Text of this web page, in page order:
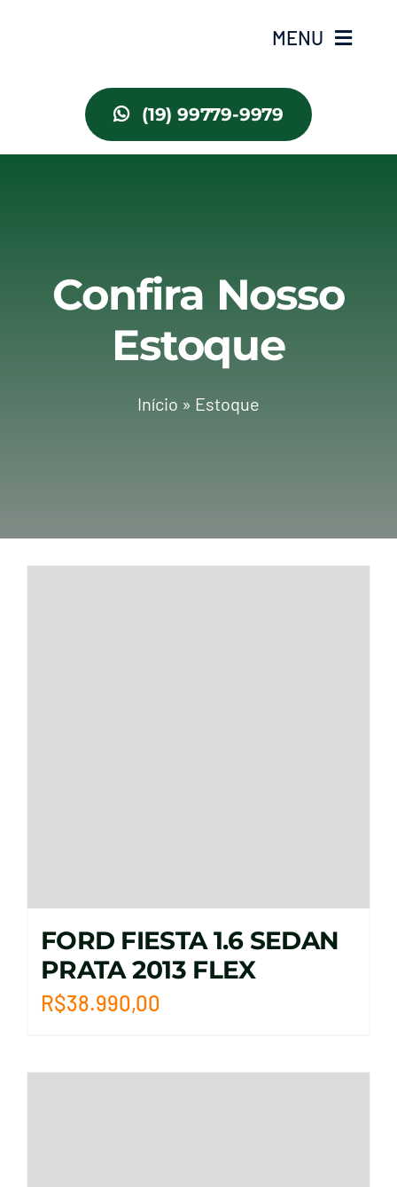
MENU
Home
Estoque
(19) 99779-9979
Confira Nosso
Estoque
Início » Estoque
FORD FIESTA 1.6 SEDAN
PRATA 2013 FLEX
R$38.990,00